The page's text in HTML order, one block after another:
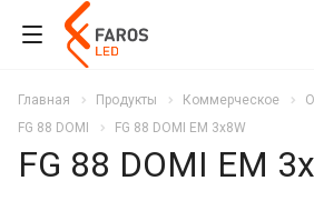
Главная Продукты Коммерческое
FG 88 DOMI
FG 88 DOMI EM 3x8W
FG 88 DOMI EM